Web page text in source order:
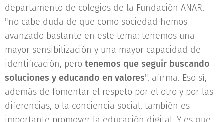
departamento de colegios de la Fundación ANAR,
"no cabe duda de que como sociedad hemos
avanzado bastante en este tema: tenemos una
mayor sensibilización y una mayor capacidad de
identificación, pero tenemos que seguir buscando
soluciones y educando en valores", afirma. Eso sí,
además de fomentar el respeto por el otro y por las
diferencias, o la conciencia social, también es
importante promover la educación digital. Y es que